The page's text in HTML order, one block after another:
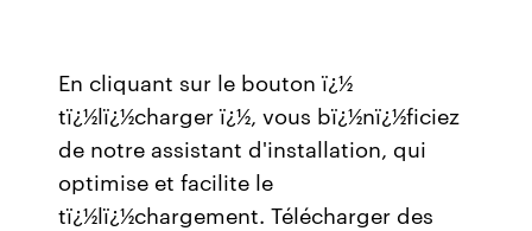
En cliquant sur le bouton ï¿½
tï¿½lï¿½charger ï¿½, vous bï¿½nï¿½ficiez
de notre assistant d'installation, qui
optimise et facilite le
tï¿½lï¿½chargement. Télécharger des